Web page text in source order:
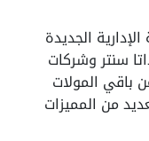
الجديدة
سنتر وشركات
باقي المولات
من المميزات